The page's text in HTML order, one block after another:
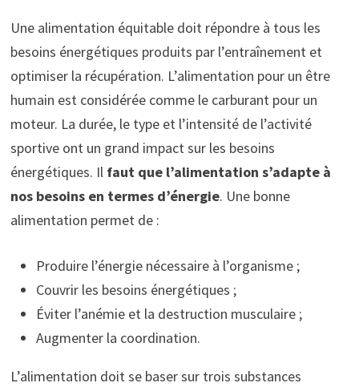
Une alimentation équitable doit répondre à tous les
besoins énergétiques produits par l’entraînement et
optimiser la récupération. L’alimentation pour un être
humain est considérée comme le carburant pour un
moteur. La durée, le type et l’intensité de l’activité
sportive ont un grand impact sur les besoins
énergétiques. Il faut que l’alimentation s’adapte à
nos besoins en termes d’énergie. Une bonne
alimentation permet de :
Produire l’énergie nécessaire à l’organisme ;
Couvrir les besoins énergétiques ;
Éviter l’anémie et la destruction musculaire ;
Augmenter la coordination.
L’alimentation doit se baser sur trois substances